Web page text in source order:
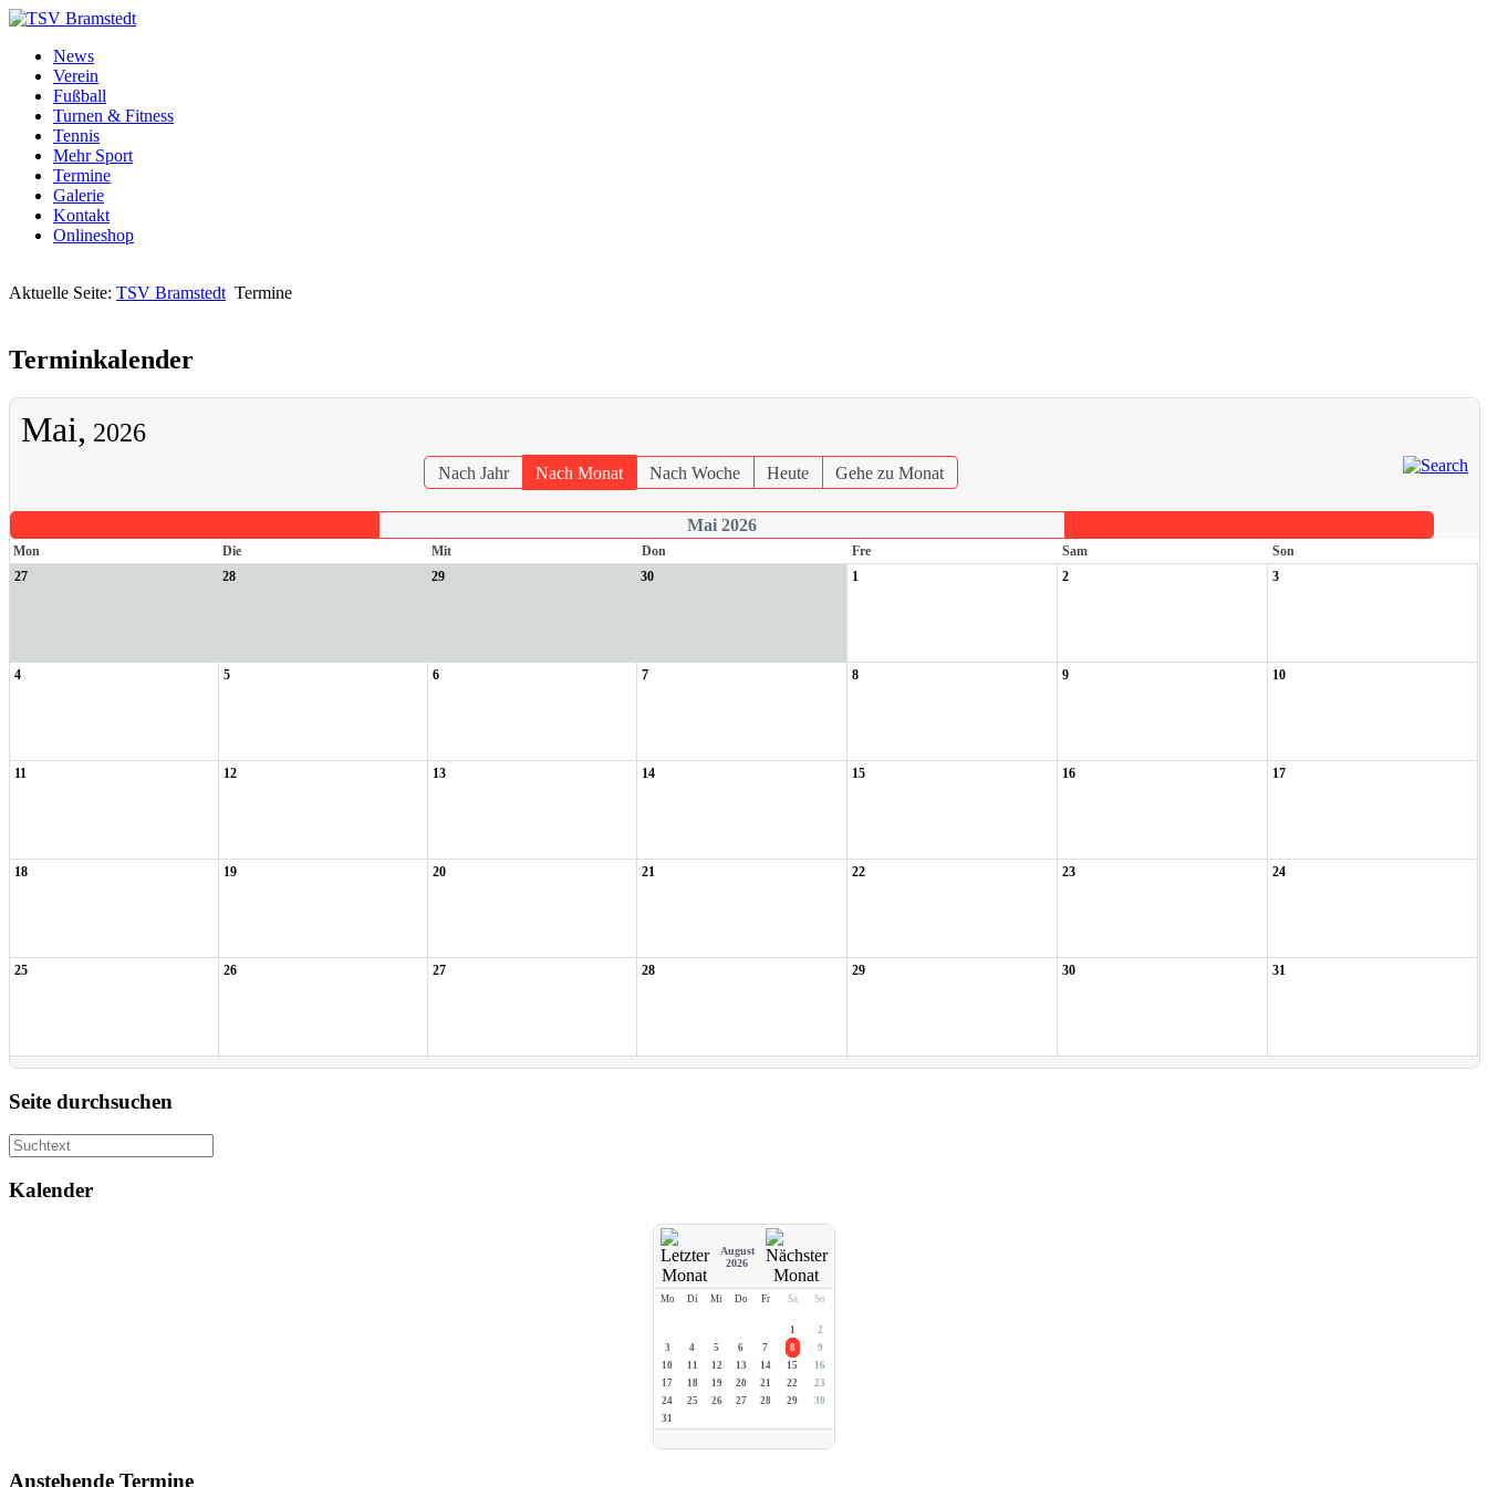
News
Verein
Fußball
Turnen & Fitness
Tennis
Mehr Sport
Termine
Galerie
Kontakt
Onlineshop
Aktuelle Seite: TSV Bramstedt Termine
Terminkalender
Mai, 2026
Nach Jahr Nach Monat Nach Woche Heute Gehe zu Monat
Mai 2026
Mon Die Mit Don Fre Sam
Son
27
28 29 30 1 2 3
4 5 6 7 8 9 10
11 12 13 14 15 16 17
18 19 20 21 22 23 24
25 26 27 28 29 30 31
Seite durchsuchen
Kalender
August
2026
Mo Di Mi Do Fr Sa So
1
2
3
4 5 6 7 8
9
10
11 12 13 14 15
16
17
18 19 20 21 22
23
24
25 26 27 28 29
30
31
Anstehende Termine